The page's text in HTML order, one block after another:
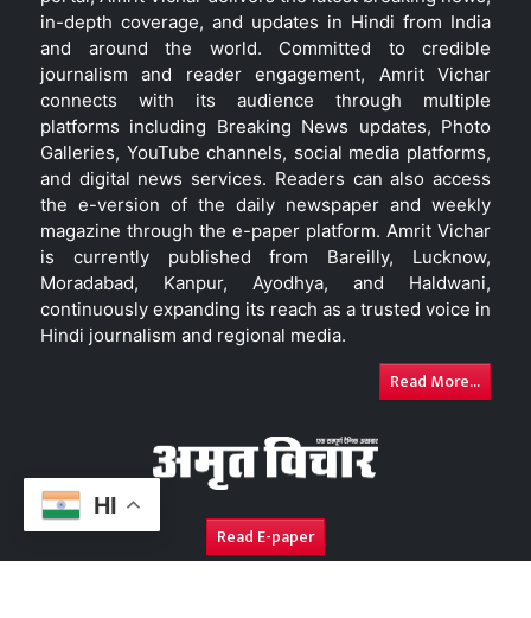
HI
in-depth coverage, and updates in Hindi from India
and around the world. Committed to credible
journalism and reader engagement, Amrit Vichar
connects with its audience through multiple
platforms including Breaking News updates, Photo
Galleries, YouTube channels, social media platforms,
and digital news services. Readers can also access
the e-version of the daily newspaper and weekly
magazine through the e-paper platform. Amrit Vichar
is currently published from Bareilly, Lucknow,
Moradabad, Kanpur, Ayodhya, and Haldwani,
continuously expanding its reach as a trusted voice in
Hindi journalism and regional media.
Read More...
Read E-paper